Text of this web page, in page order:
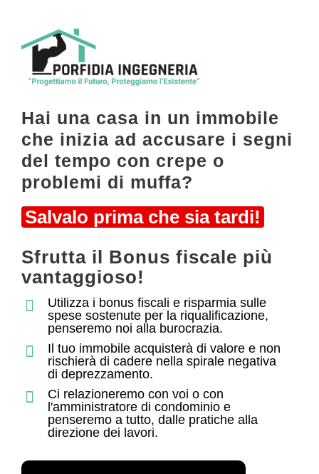
Hai una casa in un immobile
che inizia ad accusare i segni
del tempo con crepe o
problemi di muffa?
Salvalo prima che sia tardi!
Sfrutta il Bonus fiscale più
vantaggioso!
Utilizza i bonus fiscali e risparmia sulle
spese sostenute per la riqualificazione,
penseremo noi alla burocrazia.
Il tuo immobile acquisterà di valore e non
rischierà di cadere nella spirale negativa
di deprezzamento.
Ci relazioneremo con voi o con
l'amministratore di condominio e
penseremo a tutto, dalle pratiche alla
direzione dei lavori.